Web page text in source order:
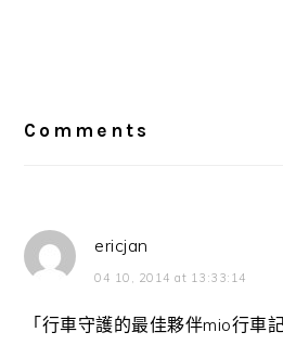
Comments
ericjan
04 10, 2014 at 13:33:14
「行車守護的最佳夥伴mio行車